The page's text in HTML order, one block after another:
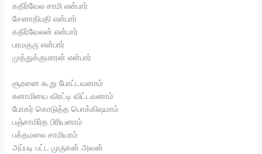
கதிர்வேல சாமி என்பார்
சேனாதிபதி என்பார்
கதிர்வேலன் என்பார்
பரமகுரு என்பார்
முத்துக்குமாரன் என்பார்
சூரனை கூறு போட்டவனாம்
சுனாமியை விரட்டி விட்டவனாம்
போகர் கொடுத்த பொக்கிஷமாம்
பஞ்சாமிர்த பிரியனாம்
பக்தமலை சாமியாம்
அப்படி பட்ட முருகன் அவன்